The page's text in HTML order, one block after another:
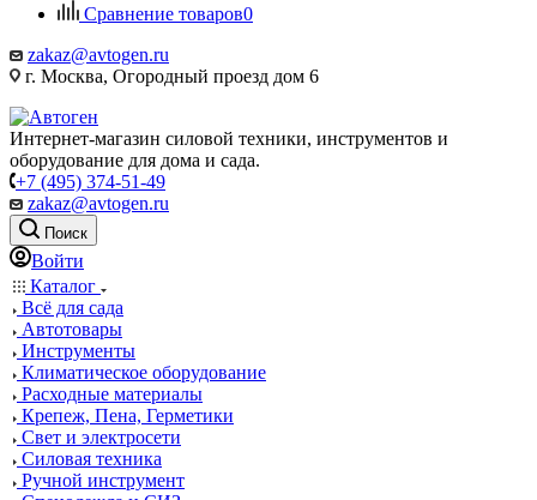
Сравнение товаров0
zakaz@avtogen.ru
г. Москва, Огородный проезд дом 6
Интернет-магазин силовой техники, инструментов и
оборудование для дома и сада.
+7 (495) 374-51-49
zakaz@avtogen.ru
Поиск
Войти
Каталог
Всё для сада
Автотовары
Инструменты
Климатическое оборудование
Расходные материалы
Крепеж, Пена, Герметики
Свет и электросети
Силовая техника
Ручной инструмент